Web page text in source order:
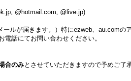
@hotmail.com, @live.jp)
ルが届きます。）特にezweb、au.comの
話にてお問い合わせください。
合のみとさせていただきますので予めご了